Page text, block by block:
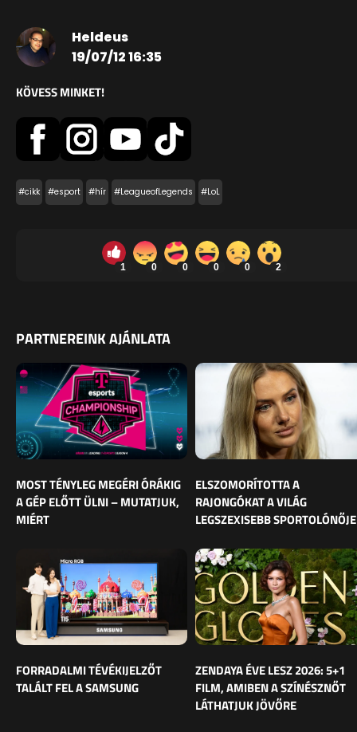
Heldeus
19/07/12 16:35
KÖVESS MINKET!
#cikk #esport #hír #LeagueofLegends #LoL
1 0 0 0 0 2
PARTNEREINK AJÁNLATA
MOST TÉNYLEG MEGÉRI ÓRÁKIG
A GÉP ELŐTT ÜLNI – MUTATJUK,
MIÉRT
ELSZOMORÍTOTTA A
RAJONGÓKAT A VILÁG
LEGSZEXISEBB SPORTOLÓNŐJE
FORRADALMI TÉVÉKIJELZŐT
TALÁLT FEL A SAMSUNG
ZENDAYA ÉVE LESZ 2026: 5+1
FILM, AMIBEN A SZÍNÉSZNŐT
LÁTHATJUK JÖVŐRE